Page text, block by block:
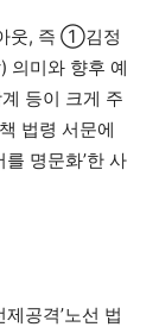
웃, 즉 ①김정
의미와 향후 예
등이 크게 주
법령 서문에
명문화’한 사
공격’노선 법